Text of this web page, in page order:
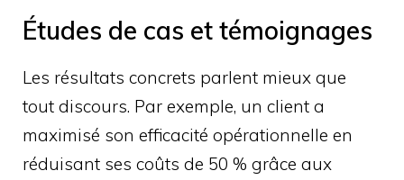
Études de cas et témoignages
Les résultats concrets parlent mieux que
tout discours. Par exemple, un client a
maximisé son efficacité opérationnelle en
réduisant ses coûts de 50 % grâce aux